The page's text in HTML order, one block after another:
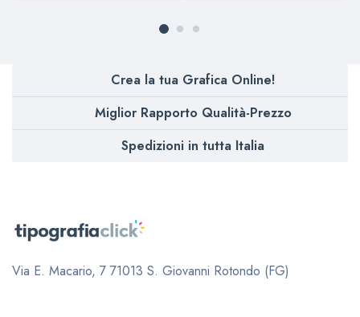
Crea la tua Grafica Online!
Miglior Rapporto Qualità-Prezzo
Spedizioni in tutta Italia
Via E. Macario, 7 71013 S. Giovanni Rotondo (FG)